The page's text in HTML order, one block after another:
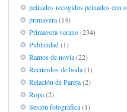
peinados recogidos peinados con
primavera(14)
Primavera verano(234)
Publicidad(1)
Ramos de novia(22)
Recuerdos de boda(1)
Relación de Pareja(2)
Ropa(2)
Sesión fotográfica(1)